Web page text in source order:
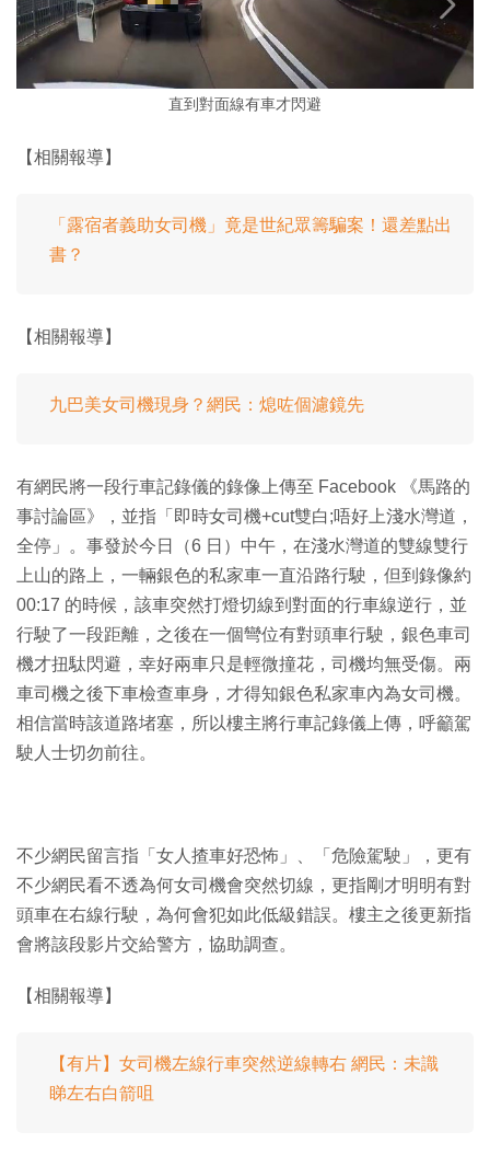
直到對面線有車才閃避
【相關報導】
「露宿者義助女司機」竟是世紀眾籌騙案！還差點出
書？
【相關報導】
九巴美女司機現身？網民：熄咗個濾鏡先
有網民將一段行車記錄儀的錄像上傳至 Facebook 《馬路的
事討論區》，並指「即時女司機+cut雙白;唔好上淺水灣道，
全停」。事發於今日（6 日）中午，在淺水灣道的雙線雙行
上山的路上，一輛銀色的私家車一直沿路行駛，但到錄像約
00:17 的時候，該車突然打燈切線到對面的行車線逆行，並
行駛了一段距離，之後在一個彎位有對頭車行駛，銀色車司
機才扭駄閃避，幸好兩車只是輕微撞花，司機均無受傷。兩
車司機之後下車檢查車身，才得知銀色私家車內為女司機。
相信當時該道路堵塞，所以樓主將行車記錄儀上傳，呼籲駕
駛人士切勿前往。
不少網民留言指「女人揸車好恐怖」、「危險駕駛」，更有
不少網民看不透為何女司機會突然切線，更指剛才明明有對
頭車在右線行駛，為何會犯如此低級錯誤。樓主之後更新指
會將該段影片交給警方，協助調查。
【相關報導】
【有片】女司機左線行車突然逆線轉右 網民：未識
睇左右白箭咀